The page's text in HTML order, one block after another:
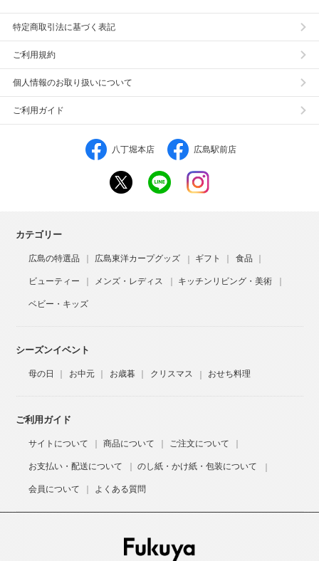
特定商取引法に基づく表記
ご利用規約
個人情報のお取り扱いについて
ご利用ガイド
八丁堀本店 広島駅前店
カテゴリー
広島の特選品 広島東洋カープグッズ ギフト 食品
ビューティー メンズ・レディス キッチンリビング・美術
ベビー・キッズ
シーズンイベント
母の日 お中元 お歳暮 クリスマス おせち料理
ご利用ガイド
サイトについて 商品について ご注文について
お支払い・配送について のし紙・かけ紙・包装について
会員について よくある質問